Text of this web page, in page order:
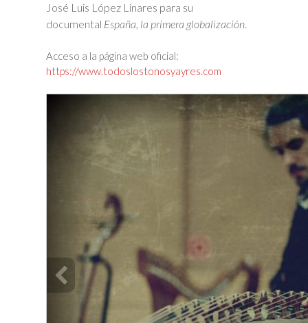
José Luis López Linares para su
documental España, la primera globalización.
Acceso a la página web oficial:
https://www.todoslostonosyayres.com